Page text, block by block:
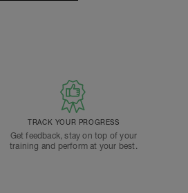
TRACK YOUR PROGRESS
Get feedback, stay on top of your
training and perform at your best.